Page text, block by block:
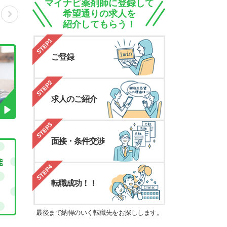
マイナビ薬剤師に登録して
希望通りの求人を
紹介してもらう！
STEP1
ご登録
STEP2
求人のご紹介
STEP3
面接・条件交渉
STEP4
転職成功！！
最後まで納得のいく転職先をお探しします。